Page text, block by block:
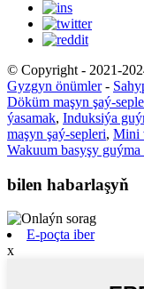
© Copyright - 2021-
Gyzgyn önümler-
Döküm maşyn şaý-
ýasamak, Induksiýa
maşyn şaý-sepleri, Mini
Wakuum basyşy guýma
bilen habarlaşyň
E-poçta iber
x